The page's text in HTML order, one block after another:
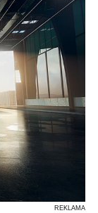
REKLAMA